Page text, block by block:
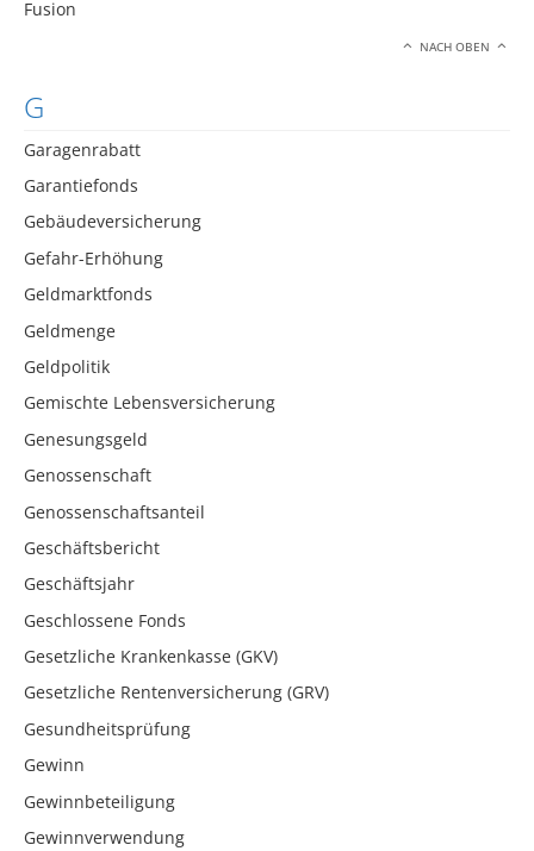
Fusion
NACH OBEN
G
Garagenrabatt
Garantiefonds
Gebäudeversicherung
Gefahr-Erhöhung
Geldmarktfonds
Geldmenge
Geldpolitik
Gemischte Lebensversicherung
Genesungsgeld
Genossenschaft
Genossenschaftsanteil
Geschäftsbericht
Geschäftsjahr
Geschlossene Fonds
Gesetzliche Krankenkasse (GKV)
Gesetzliche Rentenversicherung (GRV)
Gesundheitsprüfung
Gewinn
Gewinnbeteiligung
Gewinnverwendung